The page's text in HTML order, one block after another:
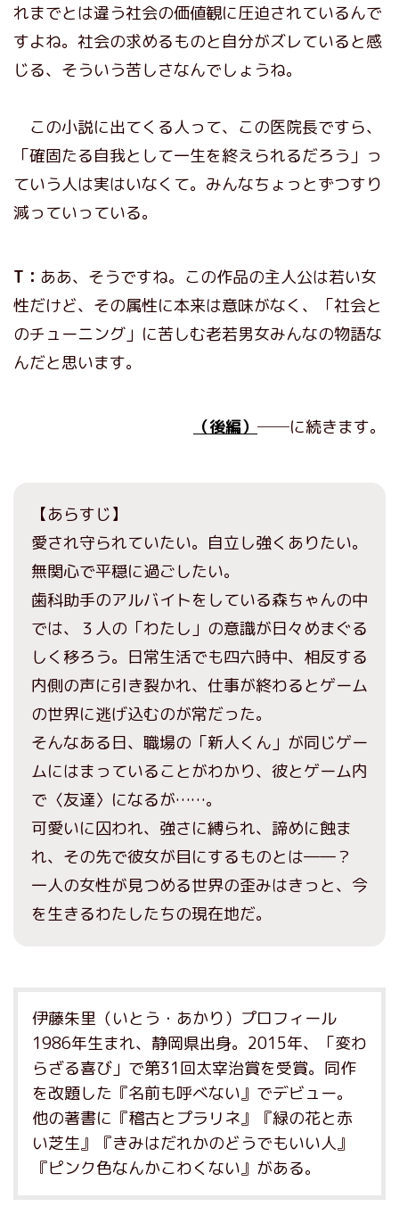
れまでとは違う社会の価値観に圧迫されているんで
すよね。社会の求めるものと自分がズレていると感
じる、そういう苦しさなんでしょうね。
この小説に出てくる人って、この医院長ですら、
「確固たる自我として一生を終えられるだろう」っ
ていう人は実はいなくて。みんなちょっとずつすり
減っていっている。
T： ああ、そうですね。この作品の主人公は若い女
性だけど、その属性に本来は意味がなく、「社会と
のチューニング」に苦しむ老若男女みんなの物語な
んだと思います。
（後編） ──に続きます。
【あらすじ】
愛され守られていたい。自立し強くありたい。
無関心で平穏に過ごしたい。
歯科助手のアルバイトをしている森ちゃんの中
では、３人の「わたし」の意識が日々めまぐる
しく移ろう。日常生活でも四六時中、相反する
内側の声に引き裂かれ、仕事が終わるとゲーム
の世界に逃げ込むのが常だった。
そんなある日、職場の「新人くん」が同じゲー
ムにはまっていることがわかり、彼とゲーム内
で〈友達〉になるが……。
可愛いに囚われ、強さに縛られ、諦めに蝕ま
れ、その先で彼女が目にするものとは――？
一人の女性が見つめる世界の歪みはきっと、今
を生きるわたしたちの現在地だ。
伊藤朱里（いとう・あかり）プロフィール
1986年生まれ、静岡県出身。2015年、「変わ
らざる喜び」で第31回太宰治賞を受賞。同作
を改題した『名前も呼べない』でデビュー。
他の著書に『稽古とプラリネ』『緑の花と赤
い芝生』『きみはだれかのどうでもいい人』
『ピンク色なんかこわくない』がある。